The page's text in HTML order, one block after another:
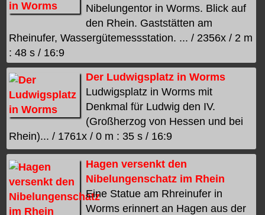
Nibelungentor in Worms. Blick auf
den Rhein. Gaststätten am
Rheinufer, Wassergütemessstation. ... / 2356x / 2 m
: 48 s / 16:9
Der Ludwigsplatz in Worms
Ludwigsplatz in Worms mit
Denkmal für Ludwig den IV.
(Großherzog von Hessen und bei
Rhein)... / 1761x / 0 m : 35 s / 16:9
Hagen versenkt den
Nibelungenschatz im Rhein
Eine Statue am Rhreinufer in
Worms erinnert an Hagen aus der